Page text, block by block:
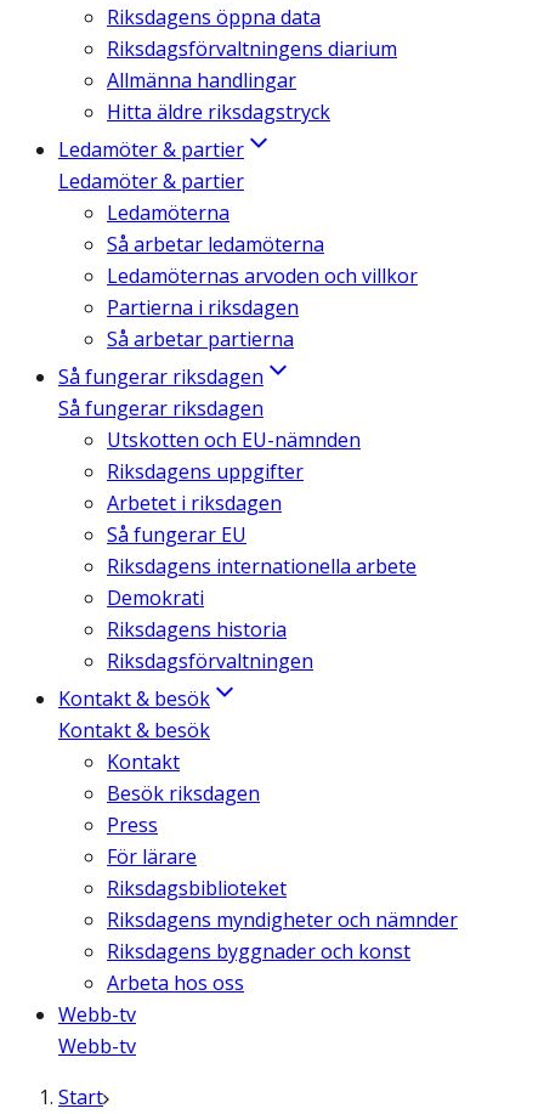
Riksdagens öppna data
Riksdagsförvaltningens diarium
Allmänna handlingar
Hitta äldre riksdagstryck
Ledamöter & partier
Ledamöter & partier
Ledamöterna
Så arbetar ledamöterna
Ledamöternas arvoden och villkor
Partierna i riksdagen
Så arbetar partierna
Så fungerar riksdagen
Så fungerar riksdagen
Utskotten och EU-nämnden
Riksdagens uppgifter
Arbetet i riksdagen
Så fungerar EU
Riksdagens internationella arbete
Demokrati
Riksdagens historia
Riksdagsförvaltningen
Kontakt & besök
Kontakt & besök
Kontakt
Besök riksdagen
Press
För lärare
Riksdagsbiblioteket
Riksdagens myndigheter och nämnder
Riksdagens byggnader och konst
Arbeta hos oss
Webb-tv
Webb-tv
Start